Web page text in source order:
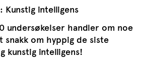
Kunstig intelligens
undersøkelser handler om noe
om hyppig de siste
kunstig intelligens!